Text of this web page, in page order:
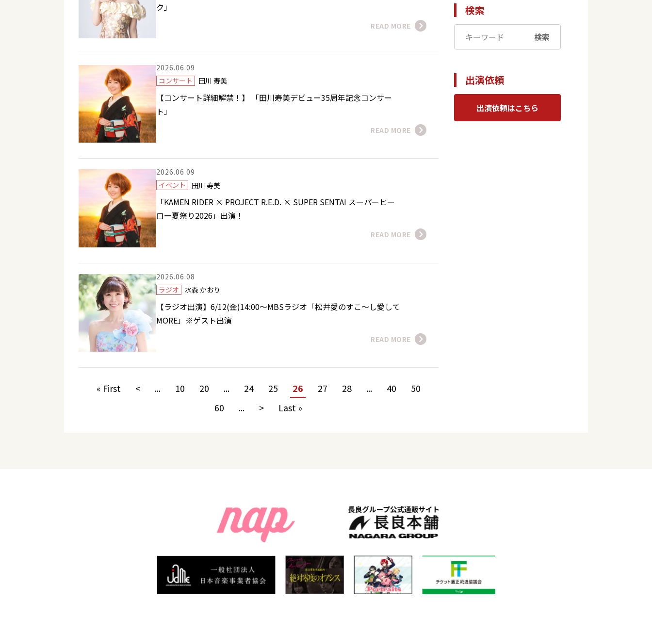
ク」
READ MORE
2026.06.09
コンサート
田川 寿美
【コンサート詳細解禁！】 「田川寿美デビュー35周年記念コンサー
ト」
READ MORE
2026.06.09
イベント
田川 寿美
「KAMEN RIDER × PROJECT R.E.D. × SUPER SENTAI スーパーヒー
ロー夏祭り2026」出演！
READ MORE
2026.06.08
ラジオ
水森 かおり
【ラジオ出演】6/12(金)14:00～MBSラジオ「松井愛のすこ～し愛して
MORE」※ゲスト出演
READ MORE
« First < ... 10 20 ... 24 25 26 27 28 ... 40
50
60
... > Last »
検索
検索
出演依頼
出演依頼はこちら